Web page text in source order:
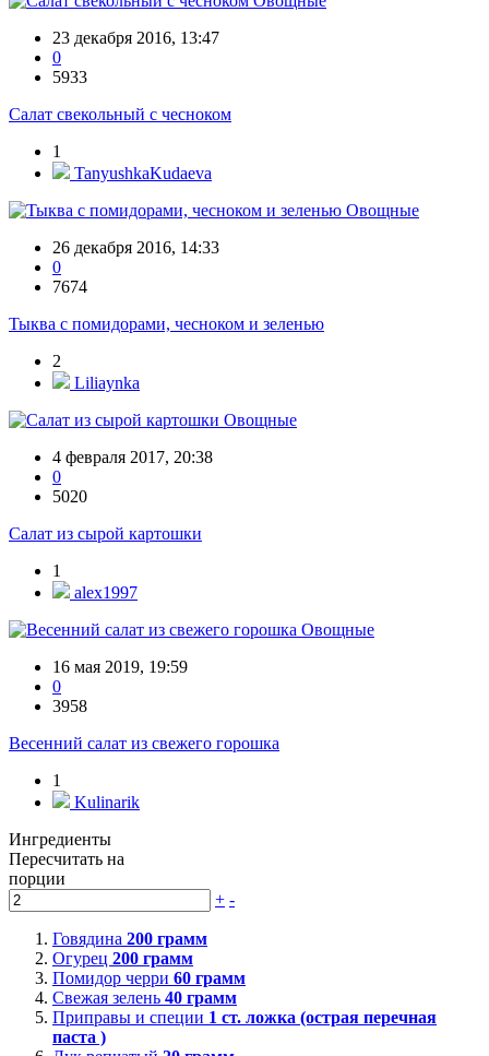
23 декабря 2016, 13:47
0
5933
Салат свекольный с чесноком
1
TanyushkaKudaeva
Овощные
26 декабря 2016, 14:33
0
7674
Тыква с помидорами, чесноком и зеленью
2
Liliaynka
Овощные
4 февраля 2017, 20:38
0
5020
Салат из сырой картошки
1
alex1997
Овощные
16 мая 2019, 19:59
0
3958
Весенний салат из свежего горошка
1
Kulinarik
Ингредиенты
Пересчитать на
порции
+ -
Говядина 200 грамм
Огурец 200 грамм
Помидор черри 60 грамм
Свежая зелень 40 грамм
Приправы и специи 1 ст. ложка (острая перечная
паста )